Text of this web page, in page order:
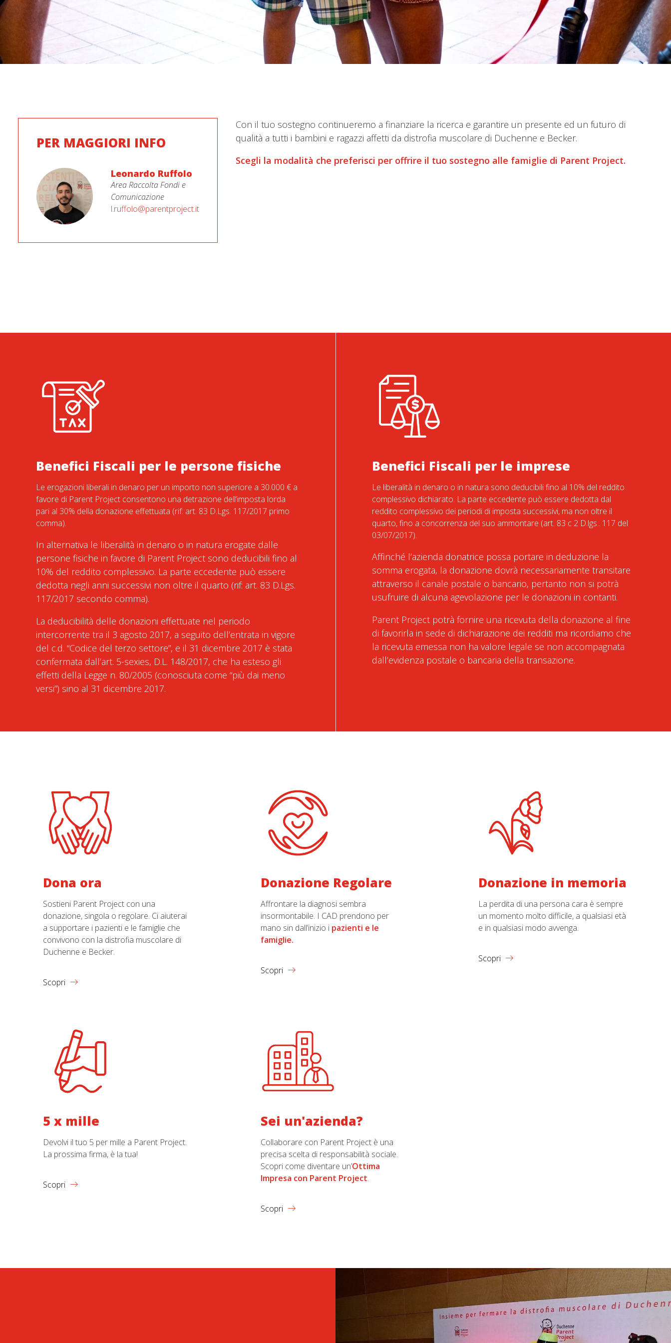
PER MAGGIORI INFO
Leonardo Ruffolo
Area Raccolta Fondi e
Comunicazione
l.ruffolo@parentproject.it
Con il tuo sostegno continueremo a finanziare la ricerca e garantire un presente ed un futuro di
qualità a tutti i bambini e ragazzi affetti da distrofia muscolare di Duchenne e Becker.
Scegli la modalità che preferisci per offrire il tuo sostegno alle famiglie di Parent Project.
Benefici Fiscali per le persone fisiche
Le erogazioni liberali in denaro per un importo non superiore a 30.000 € a
favore di Parent Project consentono una detrazione dell’imposta lorda
pari al 30% della donazione effettuata (rif: art. 83 D.Lgs. 117/2017 primo
comma).
In alternativa le liberalità in denaro o in natura erogate dalle
persone fisiche in favore di Parent Project sono deducibili fino al
10% del reddito complessivo. La parte eccedente può essere
dedotta negli anni successivi non oltre il quarto (rif: art. 83 D.Lgs.
117/2017 secondo comma).
La deducibilità delle donazioni effettuate nel periodo
intercorrente tra il 3 agosto 2017, a seguito dell’entrata in vigore
del c.d. “Codice del terzo settore”, e il 31 dicembre 2017 è stata
confermata dall’art. 5-sexies, D.L. 148/2017, che ha esteso gli
effetti della Legge n. 80/2005 (conosciuta come “più dai meno
versi”) sino al 31 dicembre 2017.
Benefici Fiscali per le imprese
Le liberalità in denaro o in natura sono deducibili fino al 10% del reddito
complessivo dichiarato. La parte eccedente può essere dedotta dal
reddito complessivo dei periodi di imposta successivi, ma non oltre il
quarto, fino a concorrenza del suo ammontare (art. 83 c 2 D.lgs.. 117 del
03/07/2017).
Affinché l’azienda donatrice possa portare in deduzione la
somma erogata, la donazione dovrà necessariamente transitare
attraverso il canale postale o bancario, pertanto non si potrà
usufruire di alcuna agevolazione per le donazioni in contanti.
Parent Project potrà fornire una ricevuta della donazione al fine
di favorirla in sede di dichiarazione dei redditi ma ricordiamo che
la ricevuta emessa non ha valore legale se non accompagnata
dall’evidenza postale o bancaria della transazione.
Dona ora
Sostieni Parent Project con una
donazione, singola o regolare. Ci aiuterai
a supportare i pazienti e le famiglie che
convivono con la distrofia muscolare di
Duchenne e Becker.
Scopri
Donazione Regolare
Affrontare la diagnosi sembra
insormontabile. I CAD prendono per
mano sin dall’inizio i pazienti e le
famiglie.
Scopri
Donazione in memoria
La perdita di una persona cara è sempre
un momento molto difficile, a qualsiasi età
e in qualsiasi modo avvenga.
Scopri
5 x mille
Devolvi il tuo 5 per mille a Parent Project.
La prossima firma, è la tua!
Scopri
Sei un'azienda?
Collaborare con Parent Project è una
precisa scelta di responsabilità sociale.
Scopri come diventare un’Ottima
Impresa con Parent Project.
Scopri